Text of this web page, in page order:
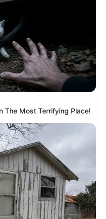
The Most Terrifying Place!